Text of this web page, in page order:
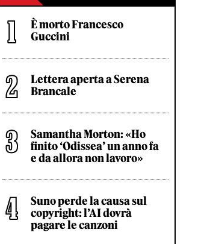
È morto Francesco
Guccini
Lettera aperta a Serena
Brancale
Samantha Morton: «Ho
finito ‘Odissea’ un anno fa
e da allora non lavoro»
Suno perde la causa sul
copyright: l’AI dovrà
pagare le canzoni